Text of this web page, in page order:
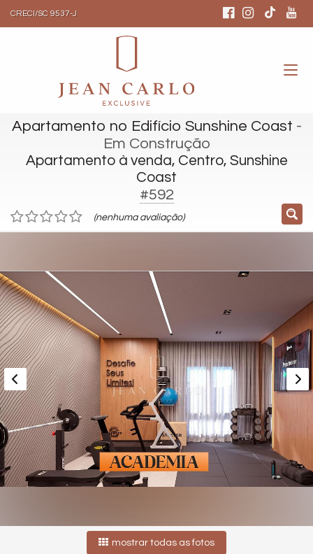
CRECI/SC 9537-J
Apartamento no Edifício Sunshine Coast -
Em Construção
Apartamento à venda, Centro, Sunshine
Coast
#592
(nenhuma avaliação)
mostrar todas as fotos